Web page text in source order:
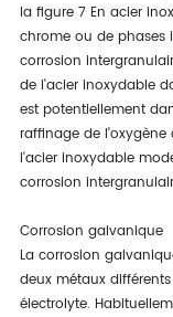
la figure 7 En acier
chrome ou de phases
corrosion
de l'acier inoxydable
est potentiellement
raffinage de
l'acier inoxydable
corrosion
Corrosion galvanique
La corrosion
deux métaux
électrolyte.